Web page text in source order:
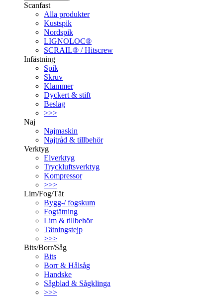
Scanfast
Alla produkter
Kustspik
Nordspik
LIGNOLOC®
SCRAIL® / Hitscrew
Infästning
Spik
Skruv
Klammer
Dyckert & stift
Beslag
>>>
Naj
Najmaskin
Najtråd & tillbehör
Verktyg
Elverktyg
Tryckluftsverktyg
Kompressor
>>>
Lim/Fog/Tät
Bygg-/ fogskum
Fogtätning
Lim & tillbehör
Tätningstejp
>>>
Bits/Borr/Såg
Bits
Borr & Hålsåg
Handske
Sågblad & Sågklinga
>>>